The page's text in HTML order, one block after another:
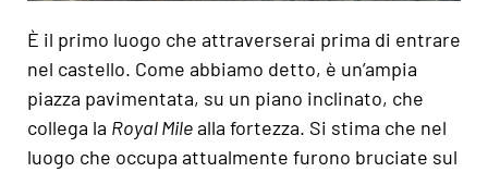
È il primo luogo che attraverserai prima di entrare
nel castello. Come abbiamo detto, è un’ampia
piazza pavimentata, su un piano inclinato, che
collega la Royal Milealla fortezza. Si stima che nel
luogo che occupa attualmente furono bruciate sul